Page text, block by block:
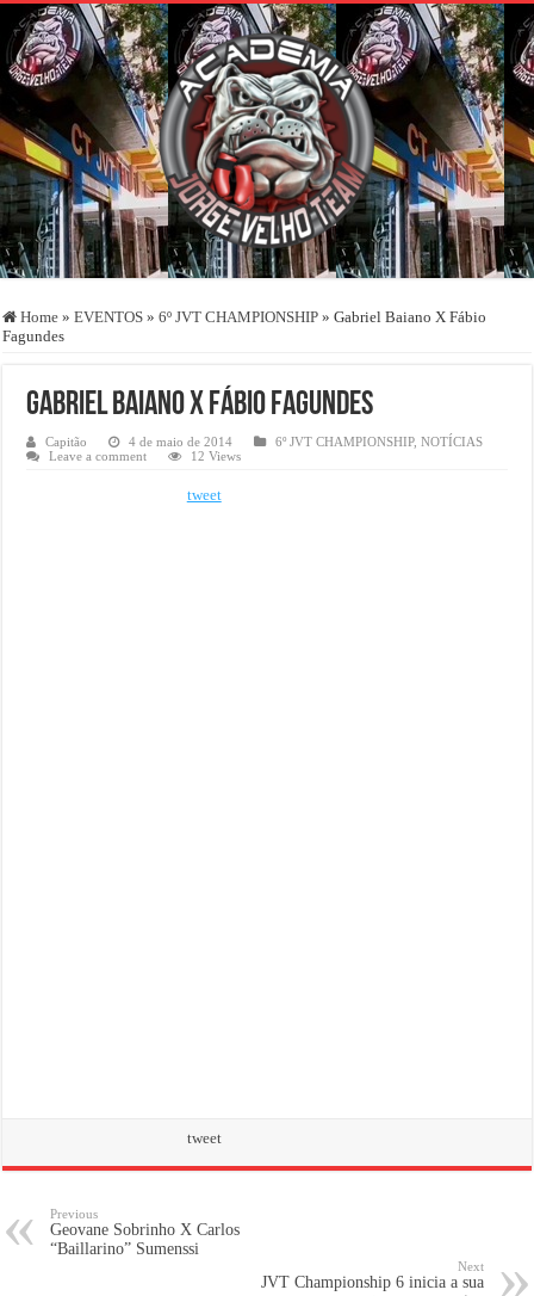
Home » EVENTOS » 6º JVT CHAMPIONSHIP » Gabriel Baiano X Fábio
Fagundes
Gabriel Baiano X Fábio Fagundes
Capitão 4 de maio de 2014 6º JVT CHAMPIONSHIP,NOTÍCIAS
Leave a comment
12 Views
tweet
tweet
Previous
Geovane Sobrinho X Carlos
“Baillarino” Sumenssi
Next
JVT Championship 6 inicia a sua